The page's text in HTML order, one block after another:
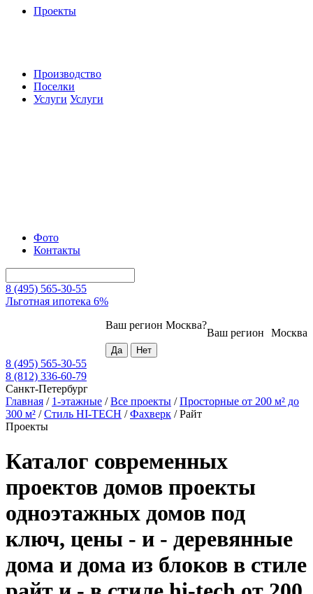
Проекты
Производство
Поселки
Услуги Услуги
Фото
Контакты
8 (495) 565-30-55
Льготная ипотека 6%
Москва
Ваш регион
Ваш регион Москва?
8 (495) 565-30-55
8 (812) 336-60-79
Санкт-Петербург
Главная / 1-этажные /Все проекты /Просторные от 200 м² до
300 м² /Стиль HI-TECH /Фахверк /Райт
Проекты
Каталог современных
проектов домов проекты
одноэтажных домов под
ключ, цены - и - деревянные
дома и дома из блоков в стиле